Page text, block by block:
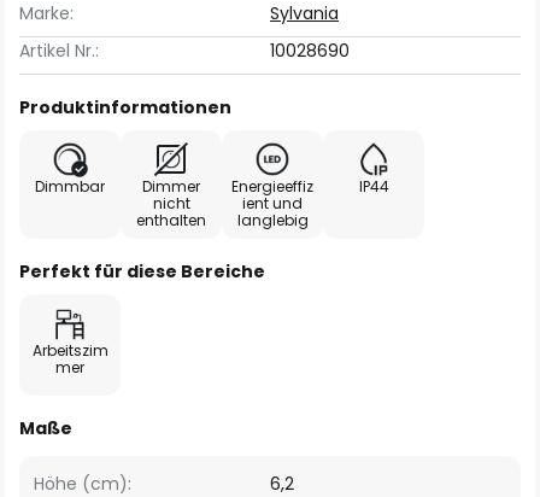
Marke:
Sylvania
Artikel Nr.:
10028690
Produktinformationen
Dimmbar
Dimmer
nicht
enthalten
Energieeffiz
ient und
langlebig
IP44
Perfekt für diese Bereiche
Arbeitszim
mer
Maße
Höhe (cm):
6,2